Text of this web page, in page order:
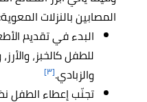
المصابين بالنزلات المعوية:
البدء في تقديم
للطفل كالخبز،
والزبادي.[٣]